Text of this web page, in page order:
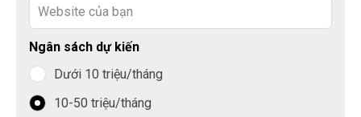
blank
Ngân sách dự kiến
Dưới 10 triệu/tháng
10-50 triệu/tháng